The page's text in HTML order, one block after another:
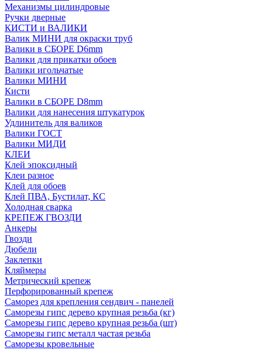
Механизмы цилиндровые
Ручки дверные
КИСТИ и ВАЛИКИ
Валик МИНИ для окраски труб
Валики в СБОРЕ D6mm
Валики для прикатки обоев
Валики игольчатые
Валики МИНИ
Кисти
Валики в СБОРЕ D8mm
Валики для нанесения штукатурок
Удлинитель для валиков
Валики ГОСТ
Валики МИДИ
КЛЕИ
Клей эпоксидный
Клеи разное
Клей для обоев
Клей ПВА, Бустилат, КС
Холодная сварка
КРЕПЕЖ ГВОЗДИ
Анкеры
Гвозди
Дюбели
Заклепки
Кляймеры
Метрический крепеж
Перфорированный крепеж
Саморез для крепления сендвич - панелей
Саморезы гипс дерево крупная резьба (кг)
Саморезы гипс дерево крупная резьба (шт)
Саморезы гипс металл частая резьба
Саморезы кровельные